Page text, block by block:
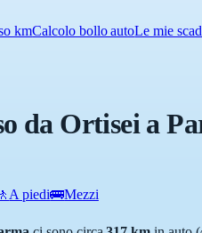
kmCalcolo bollo autoLe mie
da Ortisei a
🚶 A piedi🚌Mezzi